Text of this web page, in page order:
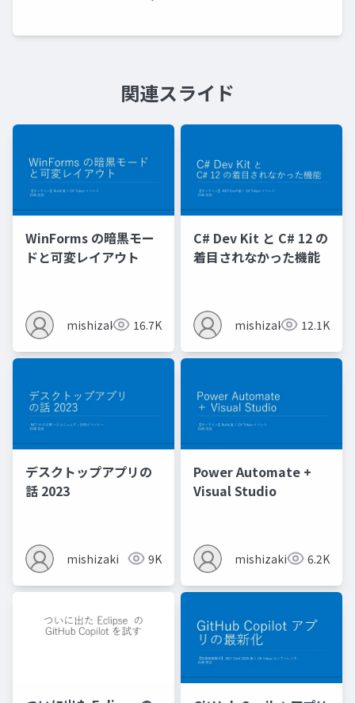
関連スライド
WinForms の暗黒モー
ドと可変レイアウト
mishizaki 16.7K
C# Dev Kit と C# 12 の
着目されなかった機能
mishizaki 12.1K
デスクトップアプリの
話 2023
mishizaki 9K
Power Automate +
Visual Studio
mishizaki 6.2K